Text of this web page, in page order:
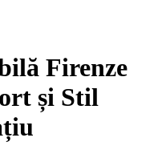
Firenze
și Stil